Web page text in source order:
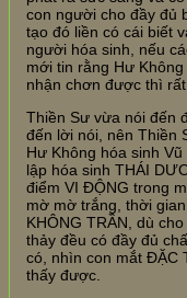
con người cho đầy đủ
tạo đó liền có cái biết
người hóa sinh, nếu
mới tin rằng Hư
nhận chơn được thì
Thiền Sư vừa nói đến
đến lời nói, nên Thiền
Hư Không hóa sinh
lập hóa sinh THÁI
điểm VI ĐỘNG trong
mờ mờ trắng, thời
KHÔNG TRẦN, dù
thảy đều có đầy đủ
có, nhìn con mắt ĐẶC
thấy được.